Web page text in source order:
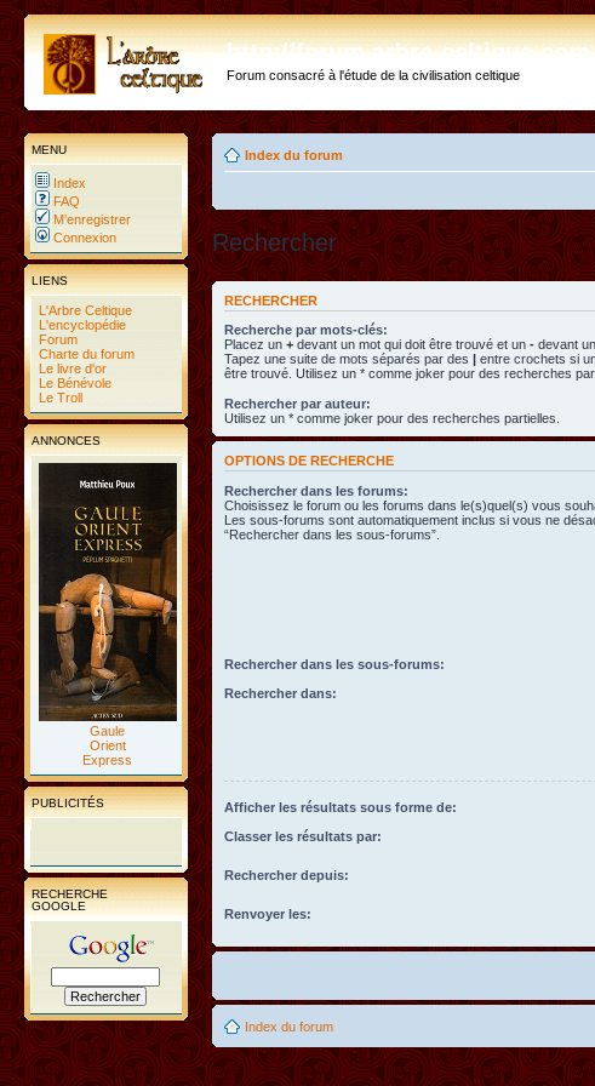
http://forum.arbre-celtique.com
Forum consacré à l'étude de la civilisation celtique
MENU
Index
FAQ
M’enregistrer
Connexion
LIENS
L'Arbre Celtique
L'encyclopédie
Forum
Charte du forum
Le livre d'or
Le Bénévole
Le Troll
ANNONCES
Gaule
Orient
Express
PUBLICITÉS
RECHERCHE
GOOGLE
Index du forum
Rechercher
RECHERCHER
Recherche par mots-clés:
Placez un + devant un mot qui doit être trouvé et un - devant
Tapez une suite de mots séparés par des | entre crochets si
être trouvé. Utilisez un * comme joker pour des recherches
Rechercher par auteur:
Utilisez un * comme joker pour des recherches partielles.
OPTIONS DE RECHERCHE
Rechercher dans les forums:
Choisissez le forum ou les forums dans le(s)quel(s) vous
Les sous-forums sont automatiquement inclus si vous ne
“Rechercher dans les sous-forums”.
Rechercher dans les sous-forums:
Rechercher dans:
Afficher les résultats sous forme de:
Classer les résultats par:
Rechercher depuis:
Renvoyer les:
Index du forum